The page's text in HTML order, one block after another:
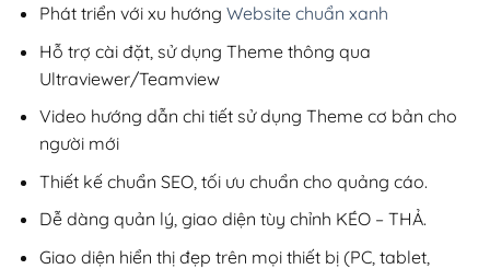
Phát triển với xu hướng Website chuẩn xanh
Hỗ trợ cài đặt, sử dụng Theme thông qua
Ultraviewer/Teamview
Video hướng dẫn chi tiết sử dụng Theme cơ bản cho
người mới
Thiết kế chuẩn SEO, tối ưu chuẩn cho quảng cáo.
Dễ dàng quản lý, giao diện tùy chỉnh KÉO – THẢ.
Giao diện hiển thị đẹp trên mọi thiết bị (PC, tablet,